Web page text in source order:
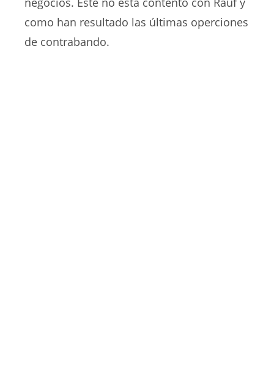
como han resultado las últimas operciones
de contrabando.